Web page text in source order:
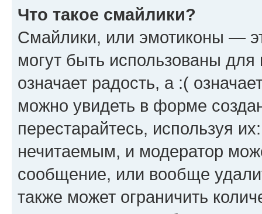
Что такое смайлики?
Смайлики, или эмотиконы —
могут быть использованы
означает радость, а :(
можно увидеть в форме
перестарайтесь, используя
нечитаемым, и модератор
сообщение, или вообще
также может ограничить